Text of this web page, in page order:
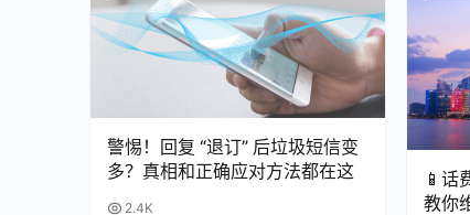
警惕！回复 “退订” 后垃圾短信变
多？真相和正确应对方法都在这
2.4K
📱话
教你